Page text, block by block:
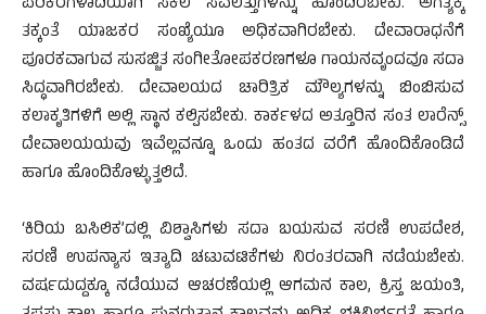
ತಕ್ಕಂತೆ ಯಾಜಕರ ಸಂಖ್ಯೆಯೂ ಅಧಿಕವಾಗಿರಬೇಕು. ದೇವಾರಾಧನೆಗೆ
ಪೂರಕವಾಗುವ ಸುಸಜ್ಜಿತ ಸಂಗೀತೋಪಕರಣಗಳೂ ಗಾಯನವೃಂದವೂ ಸದಾ
ಸಿದ್ಧವಾಗಿರಬೇಕು. ದೇವಾಲಯದ ಚಾರಿತ್ರಿಕ ಮೌಲ್ಯಗಳನ್ನು ಬಿಂಬಿಸುವ
ಕಲಾಕೃತಿಗಳಿಗೆ ಅಲ್ಲಿ ಸ್ಥಾನ ಕಲ್ಪಿಸಬೇಕು. ಕಾರ್ಕಳದ ಅತ್ತೂರಿನ ಸಂತ ಲಾರೆನ್ಸ್
ದೇವಾಲಯಯವು ಇವೆಲ್ಲವನ್ನೂ ಒಂದು ಹಂತದ ವರೆಗೆ ಹೊಂದಿಕೊಂಡಿದೆ
ಹಾಗೂ ಹೊಂದಿಕೊಳ್ಳುತ್ತಲಿದೆ.
‘ಕಿರಿಯ ಬಸಿಲಿಕ’ದಲ್ಲಿ ವಿಶ್ವಾಸಿಗಳು ಸದಾ ಬಯಸುವ ಸರಣಿ ಉಪದೇಶ,
ಸರಣಿ ಉಪನ್ಯಾಸ ಇತ್ಯಾದಿ ಚಟುವಟಿಕೆಗಳು ನಿರಂತರವಾಗಿ ನಡೆಯಬೇಕು.
ವರ್ಷದುದ್ದಕ್ಕೂ ನಡೆಯುವ ಆಚರಣೆಯಲ್ಲಿ ಆಗಮನ ಕಾಲ, ಕ್ರಿಸ್ತ ಜಯಂತಿ,